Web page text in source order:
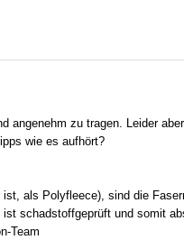
angenehm zu tragen. Leider
wie es aufhört?
als Polyfleece), sind die
schadstoffgeprüft und somit
Team